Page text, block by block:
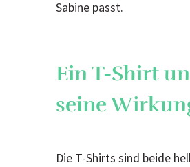
Sabine passt.
Ein T-Shirt
seine
Die T-Shirts sind beide